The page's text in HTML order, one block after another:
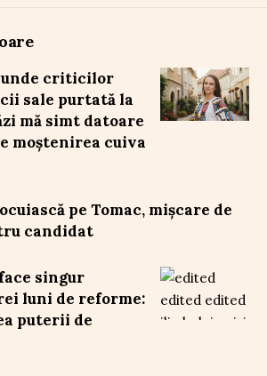
criticilor
sale purtată la
mă simt datoare
moștenirea cuiva
pe Tomac, mișcare de
candidat
singur
luni de reforme:
puterii de